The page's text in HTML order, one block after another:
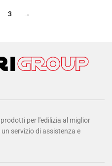
3 →
per l'edilizia al miglior
servizio di assistenza e